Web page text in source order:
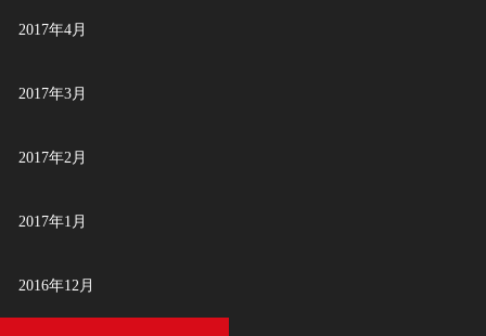
2017年4月
2017年3月
2017年2月
2017年1月
2016年12月